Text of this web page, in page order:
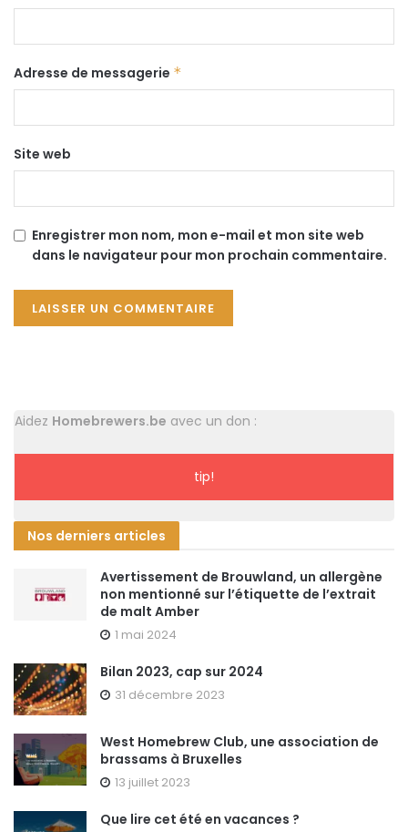
Adresse de messagerie *
Site web
Enregistrer mon nom, mon e-mail et mon site web
dans le navigateur pour mon prochain commentaire.
Aidez Homebrewers.be avec un don :
tip!
Nos derniers articles
Avertissement de Brouwland, un allergène
non mentionné sur l’étiquette de l’extrait
de malt Amber
1 mai 2024
Bilan 2023, cap sur 2024
31 décembre 2023
West Homebrew Club, une association de
brassams à Bruxelles
13 juillet 2023
Que lire cet été en vacances ?